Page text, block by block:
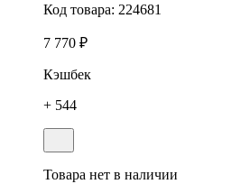
Код товара: 224681
7 770 ₽
Кэшбек
+ 544
Товара нет в наличии